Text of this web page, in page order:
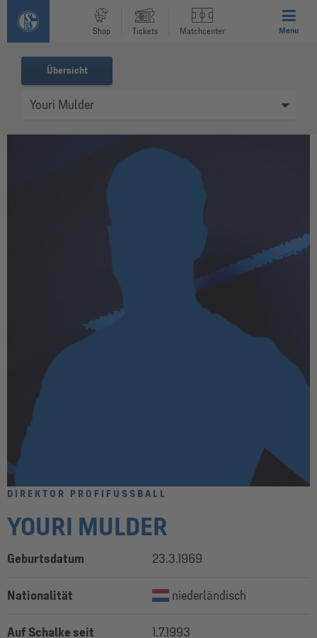
Shop Tickets Matchcenter Menu
Übersicht
DIREKTOR PROFIFUSSBALL
YOURI MULDER
Geburtsdatum 23.3.1969
Nationalität niederländisch
Auf Schalke seit 1.7.1993